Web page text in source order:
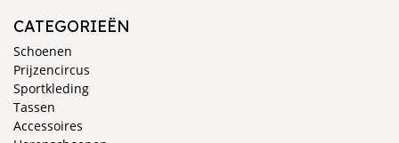
CATEGORIEËN
Schoenen
Prijzencircus
Sportkleding
Tassen
Accessoires